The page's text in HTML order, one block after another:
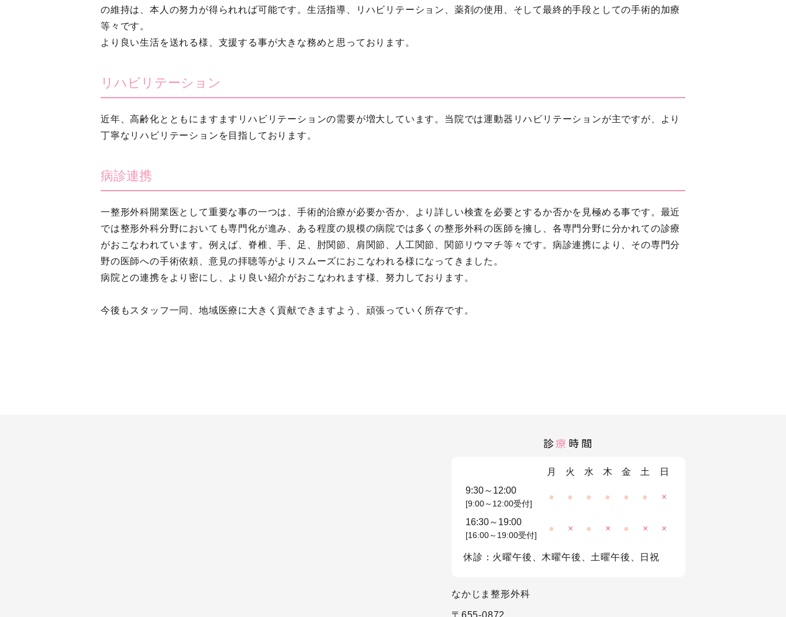
の維持は、本人の努力が得られれば可能です。生活指導、リハビリテーション、薬剤の使用、そして最終的手段としての手術的加療
等々です。
より良い生活を送れる様、支援する事が大きな務めと思っております。
リハビリテーション
近年、高齢化とともにますますリハビリテーションの需要が増大しています。当院では運動器リハビリテーションが主ですが、より
丁寧なリハビリテーションを目指しております。
病診連携
一整形外科開業医として重要な事の一つは、手術的治療が必要か否か、より詳しい検査を必要とするか否かを見極める事です。最近
では整形外科分野においても専門化が進み、ある程度の規模の病院では多くの整形外科の医師を擁し、各専門分野に分かれての診療
がおこなわれています。例えば、脊椎、手、足、肘関節、肩関節、人工関節、関節リウマチ等々です。病診連携により、その専門分
野の医師への手術依頼、意見の拝聴等がよりスムーズにおこなわれる様になってきました。
病院との連携をより密にし、より良い紹介がおこなわれます様、努力しております。
今後もスタッフ一同、地域医療に大きく貢献できますよう、頑張っていく所存です。
診療 時間
月 火 水 木 金 土
日
9:30～12:00
[9:00～12:00受付]
● ● ● ● ● ● ×
16:30～19:00
[16:00～19:00受付]
● × ● × ● × ×
休診：火曜午後、木曜午後、土曜午後、日祝
なかじま整形外科
〒655-0872